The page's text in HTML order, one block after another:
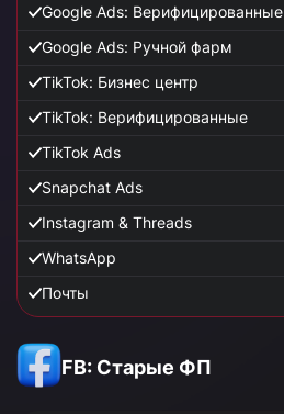
Google Ads: Верифицированные
Google Ads: Ручной фарм
TikTok: Бизнес центр
TikTok: Верифицированные
TikTok Ads
Snapchat Ads
Instagram & Threads
WhatsApp
Почты
FB: Старые ФП